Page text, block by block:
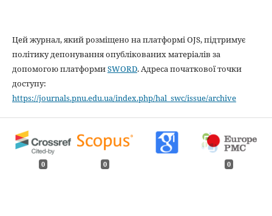
Цей журнал, який розміщено на платформі OJS, підтримує
політику депонування опублікованих матеріалів за
допомогою платформиSWORD. Адреса початкової точки
доступу:
https://journals.pnu.edu.ua/index.php/hal_swc/issue/archive
0 0 0